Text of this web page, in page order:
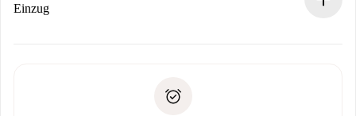
Wenn der Vermieter ablehnen muss, entstehen keine
Einzug